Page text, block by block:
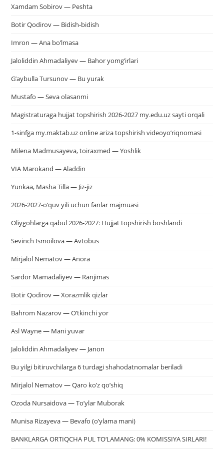
Xamdam Sobirov — Peshta
Botir Qodirov — Bidish-bidish
Imron — Ana bo’lmasa
Jaloliddin Ahmadaliyev — Bahor yomg’irlari
G’aybulla Tursunov — Bu yurak
Mustafo — Seva olasanmi
Magistraturaga hujjat topshirish 2026-2027 my.edu.uz sayti orqali
1-sinfga my.maktab.uz online ariza topshirish videoyo’riqnomasi
Milena Madmusayeva, toiraxmed — Yoshlik
VIA Marokand — Aladdin
Yunkaa, Masha Tilla — Jiz-jiz
2026-2027-o’quv yili uchun fanlar majmuasi
Oliygohlarga qabul 2026-2027: Hujjat topshirish boshlandi
Sevinch Ismoilova — Avtobus
Mirjalol Nematov — Anora
Sardor Mamadaliyev — Ranjimas
Botir Qodirov — Xorazmlik qizlar
Bahrom Nazarov — O’tkinchi yor
Asl Wayne — Mani yuvar
Jaloliddin Ahmadaliyev — Janon
Bu yilgi bitiruvchilarga 6 turdagi shahodatnomalar beriladi
Mirjalol Nematov — Qaro ko’z qo’shiq
Ozoda Nursaidova — To’ylar Muborak
Munisa Rizayeva — Bevafo (o’ylama mani)
BANKLARGA ORTIQCHA PUL TO‘LAMANG: 0% KOMISSIYA SIRLARI!